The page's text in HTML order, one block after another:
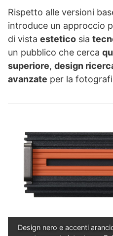
Rispetto alle versioni
introduce un approccio
di vista estetico sia
un pubblico che cerca
superiore, design
avanzate per la
Design nero e accenti